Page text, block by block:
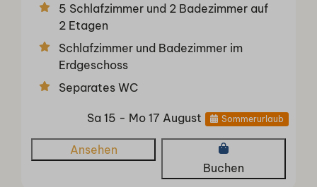
5 Schlafzimmer und 2 Badezimmer auf
2 Etagen
Schlafzimmer und Badezimmer im
Erdgeschoss
Separates WC
Sa 15 - Mo 17 August Sommerurlaub
Ansehen
Buchen